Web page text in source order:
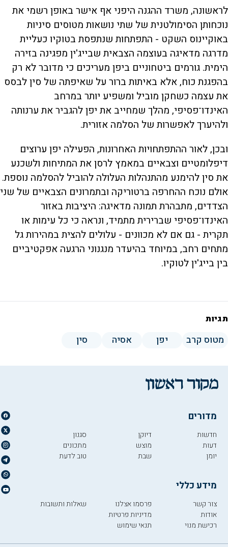
לראשונה, משרד ההגנה היפני אף אישר באופן רשמי את
נוכחותן הסימולטנית של שתי נושאות מטוסים סיניות
באוקיינוס השקט - התפתחות שנתפסת בטוקיו כעליית
מדרגה מדאיגה בעוצמה הצבאית שבייג'ין מפגינה בזירה
הימית. גורמים ביטחוניים ביפן מעריכים כי מדובר לא רק
בהפגנת כוח, אלא באיתות ברור על שאיפתה של סין לבסס
את עצמה כשחקן מוביל ומשפיע יותר במרחב
האינדו־פסיפי, מהלך שמחייב את יפן להגביר את ערנותה
ולהיערך לאפשרות של הסלמה אזורית.
ובכן, לאור ההתפתחויות האחרונות, הפעילה יפן ערוצים
דיפלומטיים וצבאיים במאמץ לרסן את המתיחות ולשכנע
את סין להימנע מהתנהלות העלולה להוביל להסלמה נוספת.
אולם נוכח ההחרפה ברטוריקה ובתמרונים הצבאיים של שני
הצדדים, מתבהרת תמונה מדאיגה: היציבות באזור
האינדו־פסיפי שברירית מתמיד, ונראה כי כל עימות או
תקרית - גם אם לא מכוונים - עלולים להצית במהירות גל
מתחים רחב, במיוחד בהיעדר מנגנוני הרגעה אפקטיביים
בין בייג'ין לטוקיו.
תגיות
מטוס קרב יפן אסיה סין
מדורים
חדשות
דעות
יומן
דיוקן
מוצש
שבת
סגנון
מתכונים
טוב לדעת
מידע כללי
צור קשר
אודות
רכישת מנוי
פרסמו אצלנו
מדיניות פרטיות
תנאי שימוש
שאלות ותשובות